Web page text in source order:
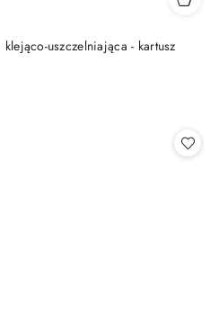
uszczelniająca - kartusz